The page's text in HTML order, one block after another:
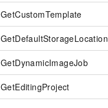
GetCustomTemplate
GetDefaultStorageLocation
GetDynamicImageJob
GetEditingProject